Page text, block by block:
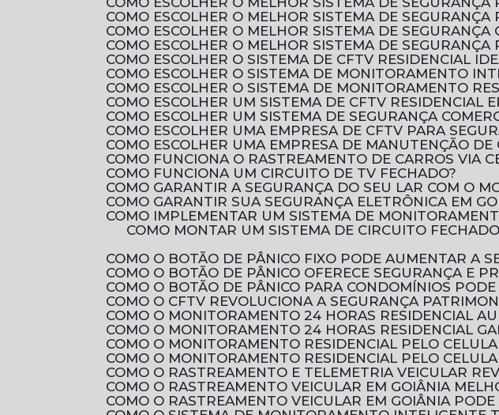
COMO ESCOLHER O MELHOR SISTEMA DE
COMO ESCOLHER O MELHOR SISTEMA DE
COMO ESCOLHER O MELHOR SISTEMA DE
COMO ESCOLHER O SISTEMA DE CFTV RESIDENCIAL
COMO ESCOLHER O SISTEMA DE MONITORAMENTO
COMO ESCOLHER O SISTEMA DE MONITORAMENTO
COMO ESCOLHER UM SISTEMA DE CFTV RESIDENCIAL
COMO ESCOLHER UM SISTEMA DE SEGURANÇA
COMO ESCOLHER UMA EMPRESA DE CFTV PARA
COMO ESCOLHER UMA EMPRESA DE MANUTENÇÃO
COMO FUNCIONA O RASTREAMENTO DE CARROS VIA
COMO FUNCIONA UM CIRCUITO DE TV FECHADO?
COMO GARANTIR A SEGURANÇA DO SEU LAR COM O
COMO GARANTIR SUA SEGURANÇA ELETRÔNICA EM
COMO IMPLEMENTAR UM SISTEMA DE
COMO MONTAR UM SISTEMA DE CIRCUITO FECHADO DE TV RESIDENCIAL PARA AUMENTAR A SEGURANÇA DA SUA
COMO O BOTÃO DE PÂNICO FIXO PODE AUMENTAR A
COMO O BOTÃO DE PÂNICO OFERECE SEGURANÇA E
COMO O BOTÃO DE PÂNICO PARA CONDOMÍNIOS
COMO O CFTV REVOLUCIONA A SEGURANÇA
COMO O MONITORAMENTO 24 HORAS RESIDENCIAL
COMO O MONITORAMENTO 24 HORAS RESIDENCIAL
COMO O MONITORAMENTO RESIDENCIAL PELO
COMO O MONITORAMENTO RESIDENCIAL PELO
COMO O RASTREAMENTO E TELEMETRIA VEICULAR
COMO O RASTREAMENTO VEICULAR EM GOIÂNIA
COMO O RASTREAMENTO VEICULAR EM GOIÂNIA